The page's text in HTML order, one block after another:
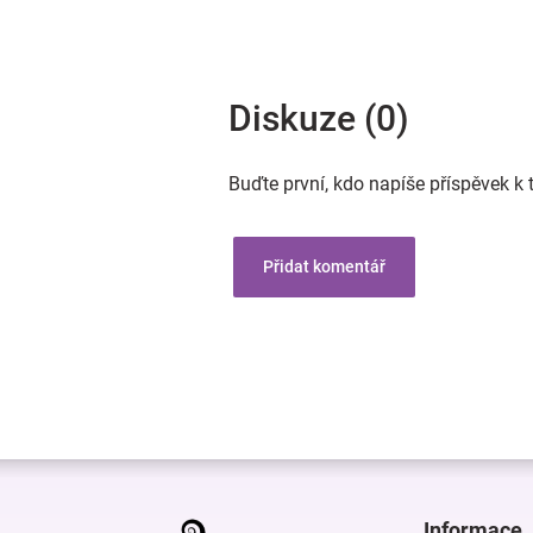
Diskuze (0)
Buďte první, kdo napíše příspěvek k
Přidat komentář
Z